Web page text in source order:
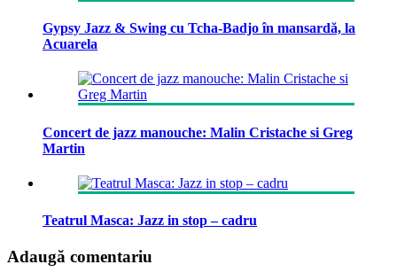
Gypsy Jazz & Swing cu Tcha-Badjo în mansardă, la
Acuarela
Concert de jazz manouche: Malin Cristache si Greg
Martin
Teatrul Masca: Jazz in stop – cadru
Adaugă comentariu